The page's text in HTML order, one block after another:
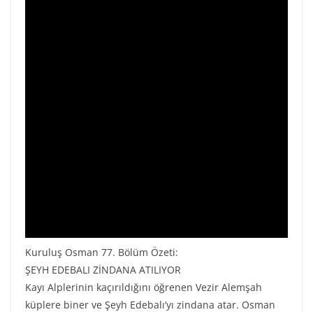
Kuruluş Osman 77. Bölüm Özeti:
ŞEYH EDEBALI ZİNDANA ATILIYOR
Kayı Alplerinin kaçırıldığını öğrenen Vezir Alemşah
küplere biner ve Şeyh Edebalı’yı zindana atar. Osman